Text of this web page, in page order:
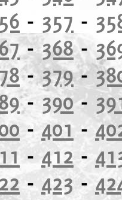
- 357 -
-368-
- 379-
- 390-
-401 -
-412 -
- 423 -